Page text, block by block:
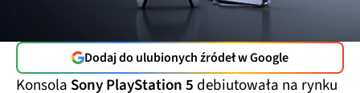
Dodaj do ulubionych źródeł w Google
Konsola Sony PlayStation 5 debiutowała na rynku